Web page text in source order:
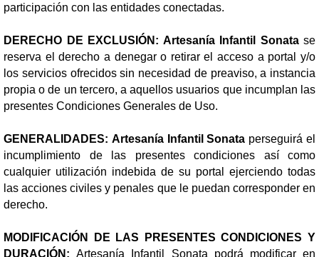
participación con las entidades conectadas.
DERECHO DE EXCLUSIÓN: Artesanía Infantil Sonata se
reserva el derecho a denegar o retirar el acceso a portal y/o
los servicios ofrecidos sin necesidad de preaviso, a instancia
propia o de un tercero, a aquellos usuarios que incumplan las
presentes Condiciones Generales de Uso.
GENERALIDADES: Artesanía Infantil Sonata perseguirá el
incumplimiento de las presentes condiciones así como
cualquier utilización indebida de su portal ejerciendo todas
las acciones civiles y penales que le puedan corresponder en
derecho.
MODIFICACIÓN DE LAS PRESENTES CONDICIONES Y
DURACIÓN: Artesanía Infantil Sonata podrá modificar en